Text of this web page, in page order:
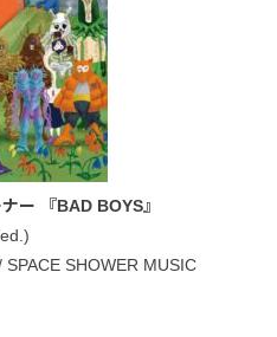
ー 『BAD BOYS』
SHOWER MUSIC